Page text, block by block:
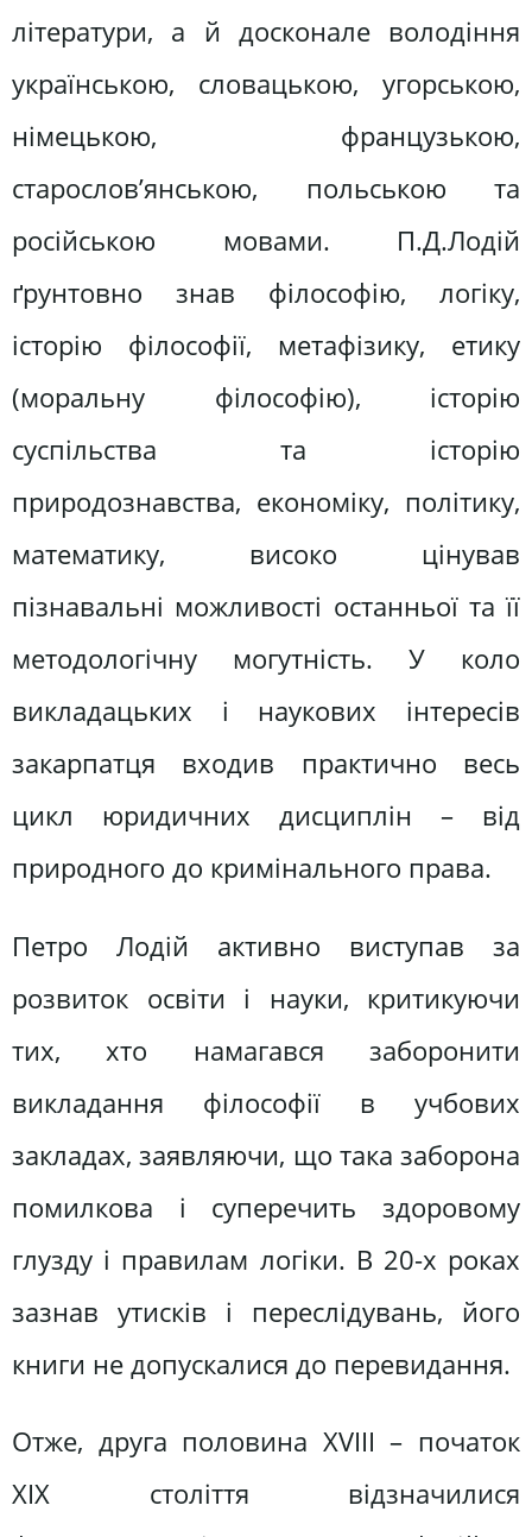
літератури, а й досконале володіння
українською, словацькою, угорською,
німецькою, французькою,
старослов’янською, польською та
російською мовами. П.Д.Лодій
ґрунтовно знав філософію, логіку,
історію філософії, метафізику, етику
(моральну філософію), історію
суспільства та історію
природознавства, економіку, політику,
математику, високо цінував
пізнавальні можливості останньої та її
методологічну могутність. У коло
викладацьких і наукових інтересів
закарпатця входив практично весь
цикл юридичних дисциплін – від
природного до кримінального права.
Петро Лодій активно виступав за
розвиток освіти і науки, критикуючи
тих, хто намагався заборонити
викладання філософії в учбових
закладах, заявляючи, що така заборона
помилкова і суперечить здоровому
глузду і правилам логіки. В 20-х роках
зазнав утисків і переслідувань, його
книги не допускалися до перевидання.
Отже, друга половина XVIII – початок
XIX століття відзначилися